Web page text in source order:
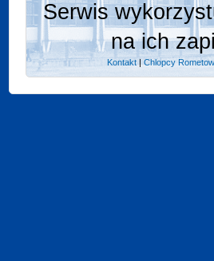
Serwis
na ich
Kontakt |Chlopcy